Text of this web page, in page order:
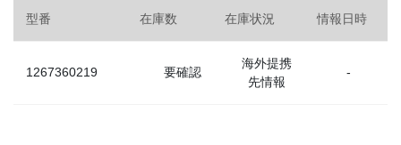
型番 在庫数 在庫状況 情報日時
1267360219 要確認
海外提携
先情報
-